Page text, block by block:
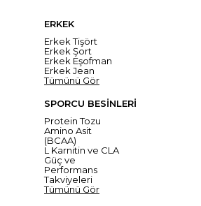
ERKEK
Erkek Tişört
Erkek Şort
Erkek Eşofman
Erkek Jean
Tümünü Gör
SPORCU BESİNLERİ
Protein Tozu
Amino Asit
(BCAA)
L Karnitin ve CLA
Güç ve
Performans
Takviyeleri
Tümünü Gör